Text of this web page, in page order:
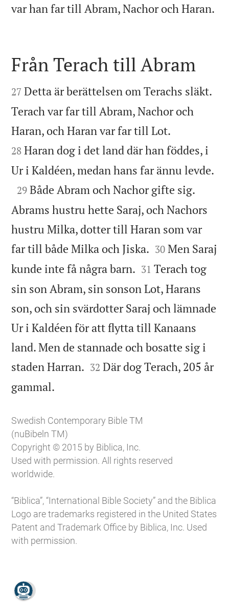
var han far till Abram, Nachor och Haran.

Från Terach till Abram

27 Detta är berättelsen om Terachs släkt.
Terach var far till Abram, Nachor och
Haran, och Haran var far till Lot.
28 Haran dog i det land där han föddes, i
Ur i Kaldéen, medan hans far ännu levde.

29 Både Abram och Nachor gifte sig.
Abrams hustru hette Saraj, och Nachors
hustru Milka, dotter till Haran som var
far till både Milka och Jiska. 

30 Men Saraj
kunde inte få några barn. 

31 Terach tog
sin son Abram, sin sonson Lot, Harans
son, och sin svärdotter Saraj och lämnade
Ur i Kaldéen för att flytta till Kanaans
land. Men de stannade och bosatte sig i
staden Harran. 

32 Där dog Terach, 205 år
gammal.
Swedish Contemporary Bible TM
(nuBibeln TM)
Copyright © 2015 by Biblica, Inc.
Used with permission. All rights reserved
worldwide.
“Biblica”, “International Bible Society” and the Biblica
Logo are trademarks registered in the United States
Patent and Trademark Office by Biblica, Inc. Used
with permission.